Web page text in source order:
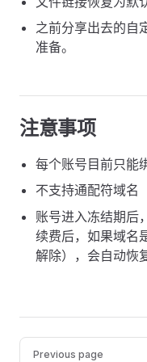
之前分享出去的自
准备。
注意事项
每个账号目前只能
不支持通配符域名
账号进入冻结期后
续费后，如果域名
解除），会自动恢
PagerPrevious page